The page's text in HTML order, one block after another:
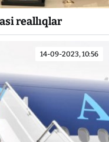
reallıqlar
14-09-2023, 10:56